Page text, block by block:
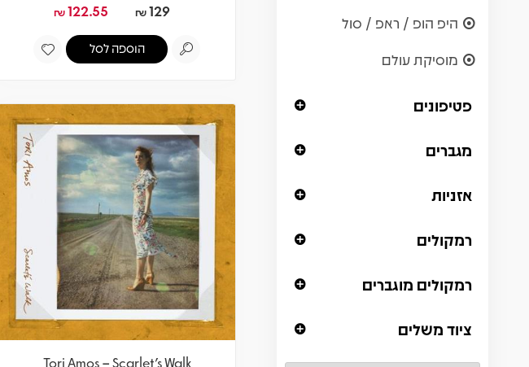
היפ הופ / ראפ / סול
מוסיקת עולם
פטיפונים
מגברים
אזניות
רמקולים
רמקולים מוגברים
ציוד משלים
129
₪
122.55
₪
הוספה לסל
Tori Amos – Scarlet's Walk